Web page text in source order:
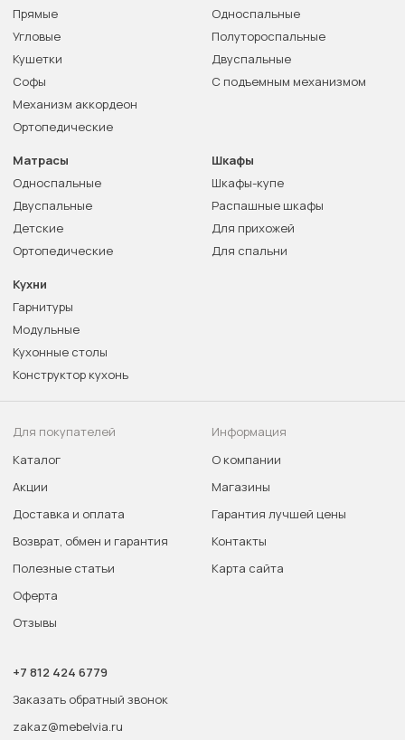
Прямые
Угловые
Кушетки
Софы
Механизм аккордеон
Ортопедические
Односпальные
Полутороспальные
Двуспальные
С подъемным механизмом
Матрасы
Односпальные
Двуспальные
Детские
Ортопедические
Шкафы
Шкафы-купе
Распашные шкафы
Для прихожей
Для спальни
Кухни
Гарнитуры
Модульные
Кухонные столы
Конструктор кухонь
Для покупателей
Каталог
Акции
Доставка и оплата
Возврат, обмен и гарантия
Полезные статьи
Оферта
Отзывы
Информация
О компании
Магазины
Гарантия лучшей цены
Контакты
Карта сайта
+7 812 424 6779
Заказать обратный звонок
zakaz@mebelvia.ru